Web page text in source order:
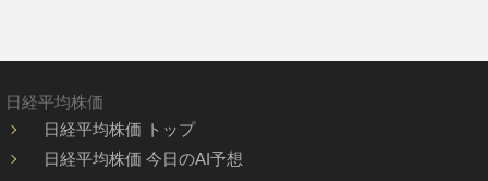
日経平均株価
日経平均株価 トップ
日経平均株価 今日のAI予想